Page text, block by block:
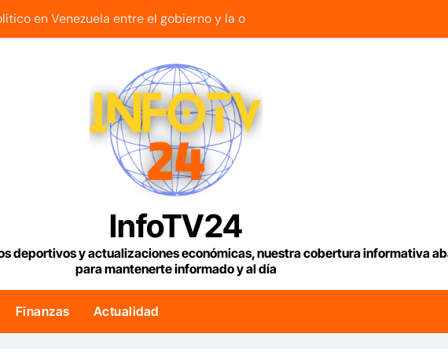
en Venezuela entre el gobierno y la oposición
en Venezuela con fecha valor lunes 10 de agosto de 2026
lanza Plan Crediticio con Subsidio Directo en encuentro con Juntas de
y locales activan el encuentro «Repensando a Venezuela» para impulsar
sube un 1,15%, con la vista puesta en el estrecho de Ormuz
que plan habitacional por sismos ha beneficiado a unas 2.000 personas en
y los futbolistas del Caracas Fútbol Club juntaron fuerzas para
InfoTV24
deportivos y actualizaciones económicas, nuestra cobertura informativa
para mantenerte informado y al día
Finanzas Actualidad